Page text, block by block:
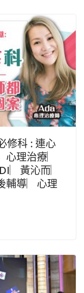
修科 : 連心
理治療︳
黃沁而︳
輔導︳心理